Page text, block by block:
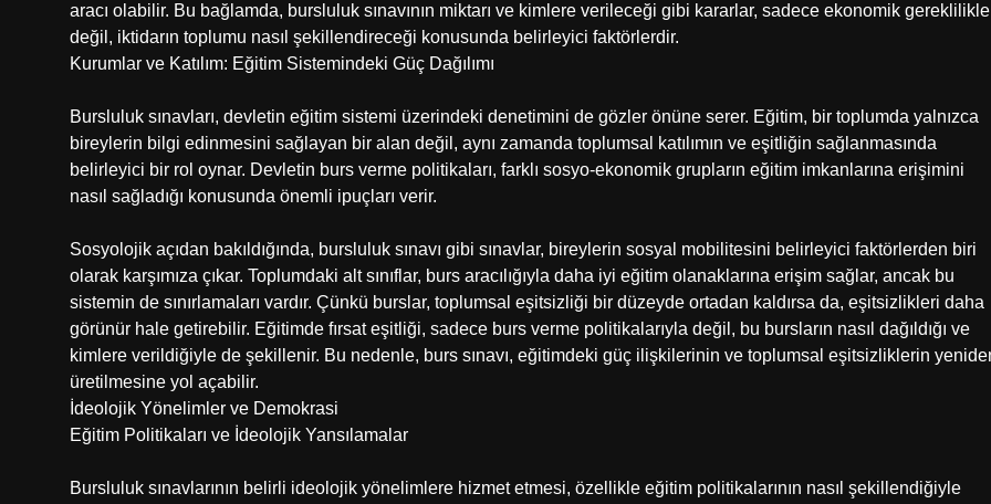
aracı olabilir. Bu bağlamda, bursluluk sınavının miktarı ve kimlere verileceği gibi kararlar, sadece ekonomik
değil, iktidarın toplumu nasıl şekillendireceği konusunda belirleyici faktörlerdir.
Kurumlar ve Katılım: Eğitim Sistemindeki Güç Dağılımı
Bursluluk sınavları, devletin eğitim sistemi üzerindeki denetimini de gözler önüne serer. Eğitim, bir toplumda yalnızca
bireylerin bilgi edinmesini sağlayan bir alan değil, aynı zamanda toplumsal katılımın ve eşitliğin sağlanmasında
belirleyici bir rol oynar. Devletin burs verme politikaları, farklı sosyo-ekonomik grupların eğitim imkanlarına erişimini
nasıl sağladığı konusunda önemli ipuçları verir.
Sosyolojik açıdan bakıldığında, bursluluk sınavı gibi sınavlar, bireylerin sosyal mobilitesini belirleyici faktörlerden biri
olarak karşımıza çıkar. Toplumdaki alt sınıflar, burs aracılığıyla daha iyi eğitim olanaklarına erişim sağlar, ancak bu
sistemin de sınırlamaları vardır. Çünkü burslar, toplumsal eşitsizliği bir düzeyde ortadan kaldırsa da, eşitsizlikleri daha
görünür hale getirebilir. Eğitimde fırsat eşitliği, sadece burs verme politikalarıyla değil, bu bursların nasıl dağıldığı ve
kimlere verildiğiyle de şekillenir. Bu nedenle, burs sınavı, eğitimdeki güç ilişkilerinin ve toplumsal eşitsizliklerin
üretilmesine yol açabilir.
İdeolojik Yönelimler ve Demokrasi
Eğitim Politikaları ve İdeolojik Yansılamalar
Bursluluk sınavlarının belirli ideolojik yönelimlere hizmet etmesi, özellikle eğitim politikalarının nasıl şekillendiğiyle